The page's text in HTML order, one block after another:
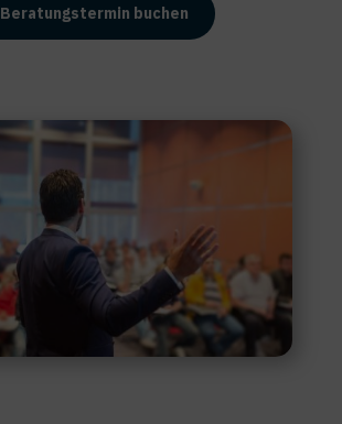
Beratungstermin buchen